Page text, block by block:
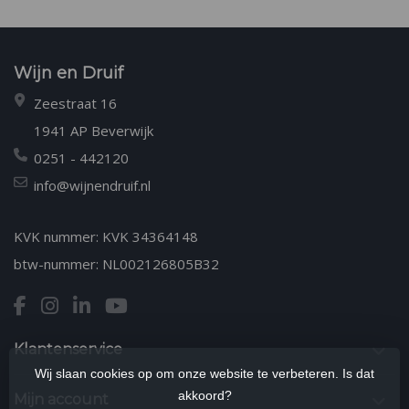
Wijn en Druif
Zeestraat 16
1941 AP Beverwijk
0251 - 442120
info@wijnendruif.nl
KVK nummer: KVK 34364148
btw-nummer: NL002126805B32
Klantenservice
Wij slaan cookies op om onze website te verbeteren. Is dat
akkoord?